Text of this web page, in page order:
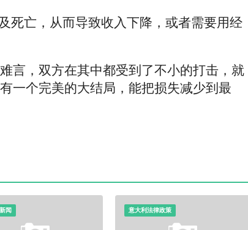
死亡，从而导致收入下降，或者需要用经
言，双方在其中都受到了不小的打击，就
一个完美的大结局，能把损失减少到最
闻 意大利法律政策